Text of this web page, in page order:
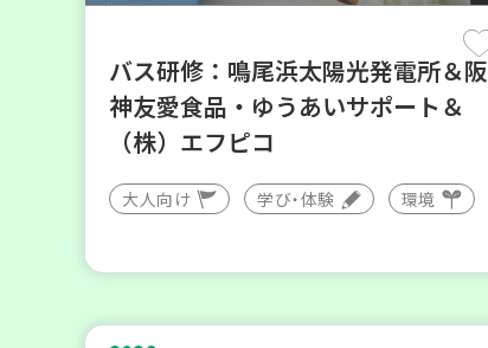
バス研修：鳴尾浜太陽光発電所＆阪
神友愛食品・ゆうあいサポート＆
（株）エフピコ
大人向け 学び・体験 環境